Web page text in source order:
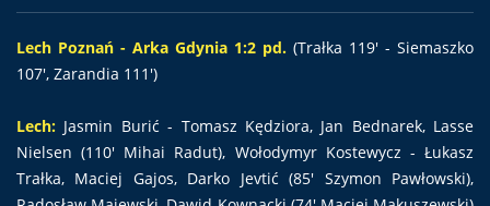
Lech Poznań - Arka Gdynia 1:2 pd. (Trałka 119' - Siemaszko
107', Zarandia 111')
Lech: Jasmin Burić - Tomasz Kędziora, Jan Bednarek, Lasse
Nielsen (110' Mihai Radut), Wołodymyr Kostewycz - Łukasz
Trałka, Maciej Gajos, Darko Jevtić (85' Szymon Pawłowski),